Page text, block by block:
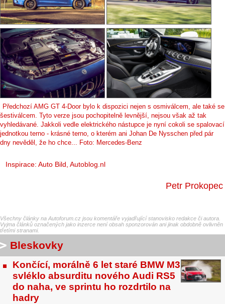
Předchozí AMG GT 4-Door bylo k dispozici nejen s osmiválcem, ale také se
šestiválcem. Tyto verze jsou pochopitelně levnější, nejsou však až tak
vyhledávané. Jakkoli vedle elektrického nástupce je nyní cokoli se spalovací
jednotkou terno - krásné terno, o kterém ani Johan De Nysschen před pár
dny nevěděl, že ho chce... Foto: Mercedes-Benz
Inspirace: Auto Bild Autoblog.nl
Petr Prokopec
Všechny články na Autoforum.cz jsou komentáře vyjadřující stanovisko redakce či autora.
Vyjma článků označených jako inzerce není obsah sponzorován ani jinak obdobně ovlivněn
třetími stranami.
Bleskovky
Končící, morálně 6 let staré BMW M3
svléklo absurditu nového Audi RS5
do naha, ve sprintu ho rozdrtilo na
hadry